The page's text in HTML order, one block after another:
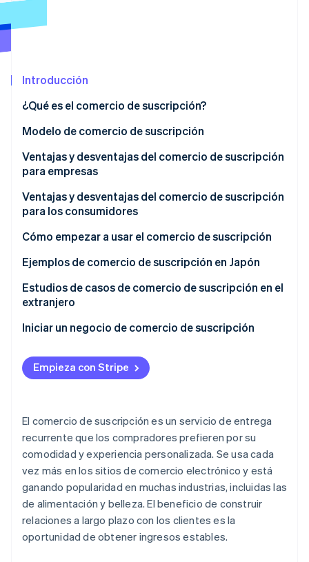
Prevención de fraude
Climate
Verificación de identidad en línea
Sesiones de Stripe 2026
Mirar ahora
Introducción
¿Qué es el comercio de suscripción?
Diferencias con los servicios de suscripción
Tamaño del mercado de empresas de suscripción en
Modelo de comercio de suscripción
Selección personalizada
Conveniencia
Prueba
Ventajas y desventajas del comercio de suscripción
para empresas
Ventajas: perspectivas y ventas estables
Desventajas: costo inicial y tiempo de monetización
Ventajas y desventajas del comercio de suscripción
para los consumidores
Beneficios: ahorro de tiempo y trabajo
Desventajas: precios más altos y mayor gasto
Cómo empezar a usar el comercio de suscripción
1. Considera un modelo de suscripción
2. Selecciona un producto
3. Establece el precio
4. Comprende la psicología del consumidor y la
monetización
5. Crea un sitio de comercio electrónico
7. Publicita productos y servicios
Ejemplos de comercio de suscripción en Japón
Kids’ Laboratory
Yoshikei
subsc
Estudios de casos de comercio de suscripción en el
extranjero
Skin Authority
ButcherBox
Toy Box Monthly
Birchbox
Iniciar un negocio de comercio de suscripción
Empieza con Stripe
El comercio de suscripción es un servicio de entrega
recurrente que los compradores prefieren por su
comodidad y experiencia personalizada. Se usa cada
vez más en los sitios de comercio electrónico y está
ganando popularidad en muchas industrias, incluidas las
de alimentación y belleza. El beneficio de construir
relaciones a largo plazo con los clientes es la
oportunidad de obtener ingresos estables.